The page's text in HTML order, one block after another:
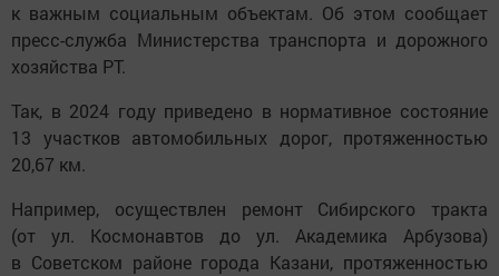
к важным социальным объектам. Об этом сообщает
пресс-служба Министерства транспорта и дорожного
хозяйства РТ.
Так, в 2024 году приведено в нормативное состояние
13 участков автомобильных дорог, протяженностью
20,67 км.
Например, осуществлен ремонт Сибирского тракта
(от ул. Космонавтов до ул. Академика Арбузова)
в Советском районе города Казани, протяженностью